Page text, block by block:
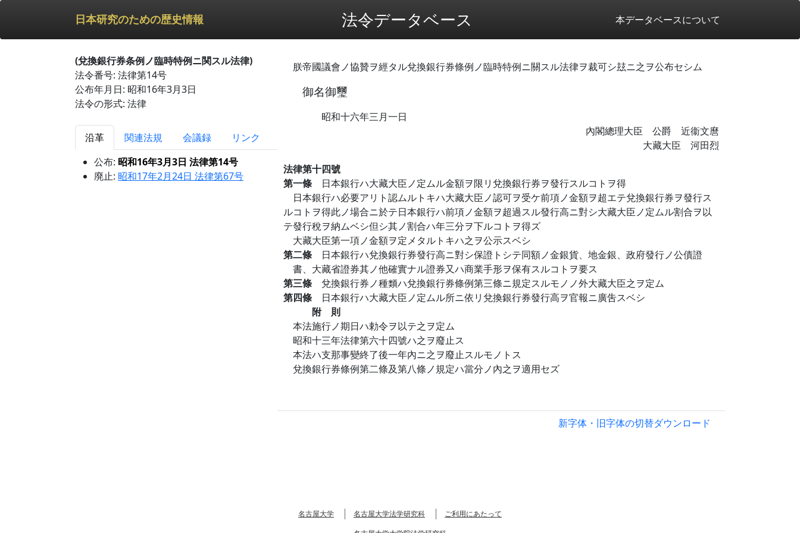
日本研究のための歴史情報 法令データベース 本データベースについて
(兌換銀行券条例ノ臨時特例ニ関スル法律)
法令番号: 法律第14号
公布年月日: 昭和16年3月3日
法令の形式: 法律
沿革 関連法規 会議録
リンク
公布: 昭和16年3月3日 法律第14号
廃止: 昭和17年2月24日 法律第67号
朕帝國議會ノ協贊ヲ經タル兌換銀行券條例ノ臨時特例ニ關スル法律ヲ裁可シ玆ニ之ヲ公布セシム
御名御璽
昭和十六年三月一日
內閣總理大臣 公爵 近衞文麿
大藏大臣 河田烈
法律第十四號
第一條 日本銀行ハ大藏大臣ノ定ムル金額ヲ限リ兌換銀行券ヲ發行スルコトヲ得
日本銀行ハ必要アリト認ムルトキハ大藏大臣ノ認可ヲ受ケ前項ノ金額ヲ超エテ兌換銀行券ヲ發行ス
ルコトヲ得此ノ場合ニ於テ日本銀行ハ前項ノ金額ヲ超過スル發行高ニ對シ大藏大臣ノ定ムル割合ヲ以
テ發行稅ヲ納ムベシ但シ其ノ割合ハ年三分ヲ下ルコトヲ得ズ
大藏大臣第一項ノ金額ヲ定メタルトキハ之ヲ公示スベシ
第二條 日本銀行ハ兌換銀行券發行高ニ對シ保證トシテ同額ノ金銀貨、地金銀、政府發行ノ公債證
書、大藏省證券其ノ他確實ナル證券又ハ商業手形ヲ保有スルコトヲ要ス
第三條 兌換銀行券ノ種類ハ兌換銀行券條例第三條ニ規定スルモノノ外大藏大臣之ヲ定ム
第四條 日本銀行ハ大藏大臣ノ定ムル所ニ依リ兌換銀行券發行高ヲ官報ニ廣吿スベシ
附 則
本法施行ノ期日ハ勅令ヲ以テ之ヲ定ム
昭和十三年法律第六十四號ハ之ヲ廢止ス
本法ハ支那事變終了後一年內ニ之ヲ廢止スルモノトス
兌換銀行券條例第二條及第八條ノ規定ハ當分ノ內之ヲ適用セズ
新字体・旧字体の切替ダウンロード
名古屋大学 名古屋大学法学研究科
ご利用にあたって